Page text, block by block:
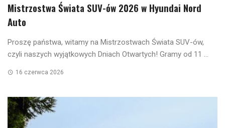
Mistrzostwa Świata SUV-ów 2026 w Hyundai Nord
Auto
Proszę państwa, witamy na Mistrzostwach Świata SUV-ów,
czyli naszych wyjątkowych Dniach Otwartych! Gramy od 11 ...
16 czerwca 2026